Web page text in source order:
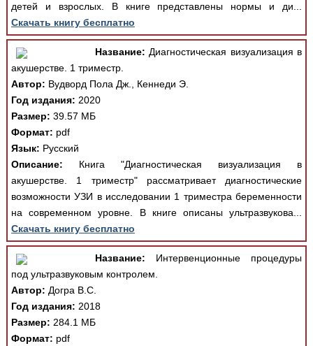
детей и взрослых. В книге представлены нормы и ди...
Скачать книгу бесплатно
Название: Диагностическая визуализация в
акушерстве. 1 триместр.
Автор: Вудворд Пола Дж., Кеннеди Э.
Год издания: 2020
Размер: 39.57 МБ
Формат: pdf
Язык: Русский
Описание: Книга "Диагностическая визуализация в
акушерстве. 1 триместр" рассматривает диагностические
возможности УЗИ в исследовании 1 триместра беременности
на современном уровне. В книге описаны ультразвукова...
Скачать книгу бесплатно
Название: Интервенционные процедуры
под ультразвуковым контролем.
Автор: Догра В.С.
Год издания: 2018
Размер: 284.1 МБ
Формат: pdf